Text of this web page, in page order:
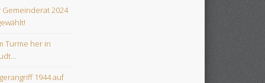
Gemeinderat 2024
Turme her in
1944 auf